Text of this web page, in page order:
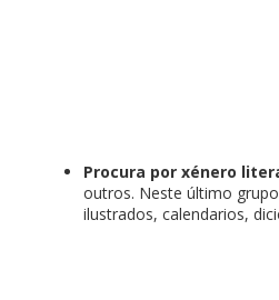
Procura por xénero
outros. Neste último
ilustrados, calendarios,